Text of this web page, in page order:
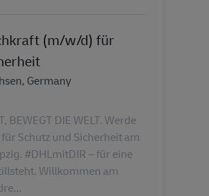
(m/w/d) für
Germany
BEWEGT DIE WELT. Werde
Schutz und Sicherheit am
#DHLmitDIR – für eine
Willkommen am